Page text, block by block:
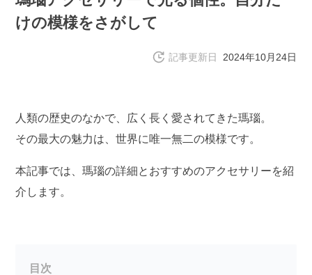
けの模様をさがして
記事更新日 2024年10月24日
人類の歴史のなかで、広く長く愛されてきた瑪瑙。
その最大の魅力は、世界に唯一無二の模様です。
本記事では、瑪瑙の詳細とおすすめのアクセサリーを紹
介します。
目次